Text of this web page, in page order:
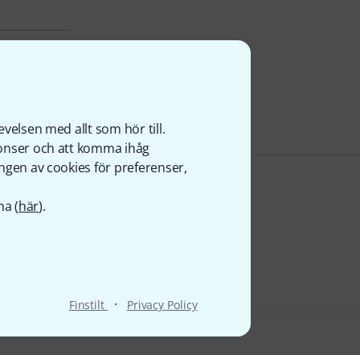
med allt som hör till.
och att komma ihåg
av cookies för preferenser,
(här).
Finstilt · Privacy Policy